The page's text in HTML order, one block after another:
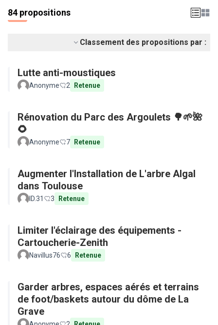
84 propositions
Classement des propositions par :
Lutte anti-moustiques
Anonyme 2 Retenue
Rénovation du Parc des Argoulets 🌳🌱🌺
🌻
Anonyme 7 Retenue
Augmenter l'Installation de L'arbre Algal
dans Toulouse
ID.31 3 Retenue
Limiter l'éclairage des équipements -
Cartoucherie-Zenith
Navillus76 6 Retenue
Garder arbres, espaces aérés et terrains
de foot/baskets autour du dôme de La
Grave